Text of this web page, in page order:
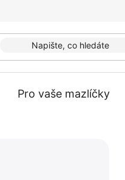
Pro vaše mazlíčky